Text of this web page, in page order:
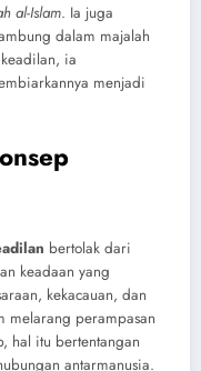
al-Islam. Ia juga
dalam majalah
ia
menjadi
bertolak dari
keadaan yang
kekacauan, dan
melarang perampasan
hal itu bertentangan
antarmanusia.